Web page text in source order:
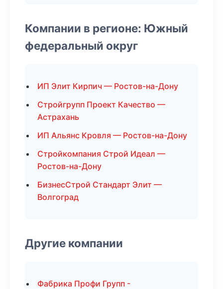
Компании в регионе: Южный
федеральный округ
ИП Элит Кирпич — Ростов-на-Дону
Стройгрупп Проект Качество —
Астрахань
ИП Альянс Кровля — Ростов-на-Дону
Стройкомпания Строй Идеал —
Ростов-на-Дону
БизнесСтрой Стандарт Элит —
Волгоград
Другие компании
Фабрика Профи Групп -